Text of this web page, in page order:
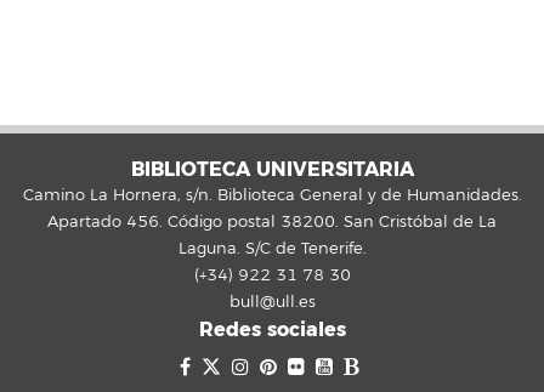
BIBLIOTECA UNIVERSITARIA
Camino La Hornera, s/n. Biblioteca General y de Humanidades.
Apartado 456. Código postal 38200. San Cristóbal de La
Laguna. S/C de Tenerife.
(+34) 922 31 78 30
bull@ull.es
Redes sociales